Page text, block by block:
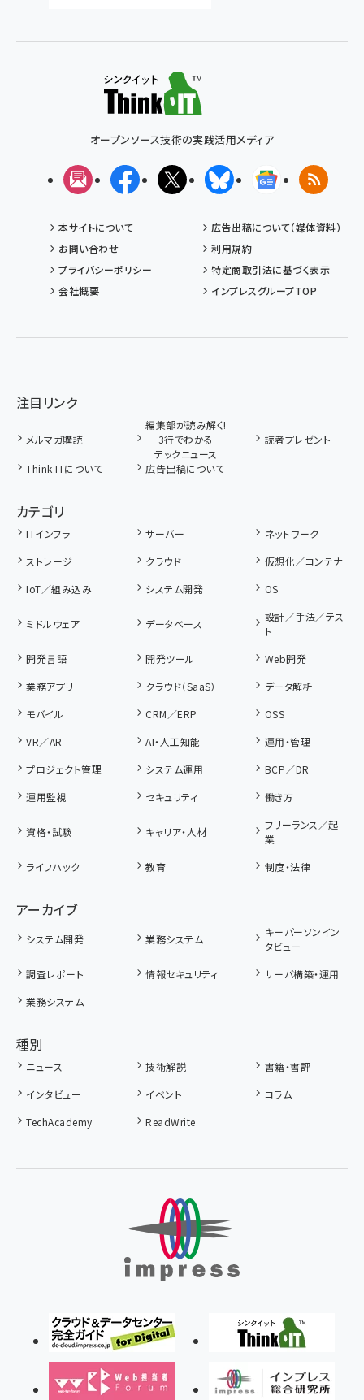
オープンソース技術の実践活用メディア
メルマガFacebookX(エックス)BlueskyGoogleニュ
RSS
本サイトについて
広告出稿について（媒体資料）
お問い合わせ
利用規約
プライバシーポリシー
特定商取引法に基づく表示
会社概要
インプレスグループTOP
注目リンク
メルマガ購読
編集部が読み解く!
3行でわかる
テックニュース
読者プレゼント
Think ITについて 広告出稿について
カテゴリ
ITインフラ サーバー
ネットワーク
ストレージ
クラウド
仮想化／コンテナ
IoT／組み込み
システム開発 OS
ミドルウェア データベース
設計／手法／テス
ト
開発言語
開発ツール
Web開発
業務アプリ
クラウド（SaaS）
データ解析
モバイル
CRM／ERP
OSS
VR／AR
AI・人工知能
運用・管理
プロジェクト管理
システム運用
BCP／DR
運用監視
セキュリティ 働き方
資格・試験 キャリア・人材
フリーランス／起
業
ライフハック
教育 制度・法律
アーカイブ
システム開発 業務システム
キーパーソンイン
タビュー
調査レポート
情報セキュリティ
サーバ構築・運用
業務システム
種別
ニュース 技術解説
書籍・書評
インタビュー
イベント
コラム
TechAcademy
ReadWrite